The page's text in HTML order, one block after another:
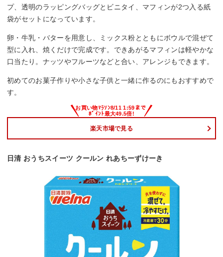
プ、透明のラッピングバッグとビニタイ、マフィンが2つ入る紙
袋がセットになっています。
卵・牛乳・バターを用意し、ミックス粉とともにボウルで混ぜて
型に入れ、焼くだけで完成です。できあがるマフィンは軽やかな
口当たり。ナッツやフルーツなどと合い、アレンジもできます。
初めてのお菓子作りや小さな子供と一緒に作るのにもおすすめで
す。
楽天市場で見る
日清 おうちスイーツ クールン れあちーずけーき